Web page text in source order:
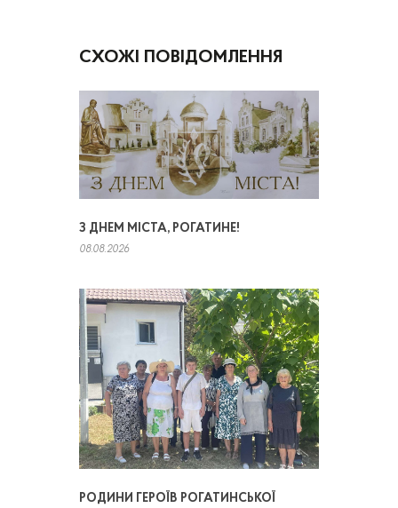
СХОЖІ ПОВІДОМЛЕННЯ
З ДНЕМ МІСТА, РОГАТИНЕ!
08.08.2026
РОДИНИ ГЕРОЇВ РОГАТИНСЬКОЇ